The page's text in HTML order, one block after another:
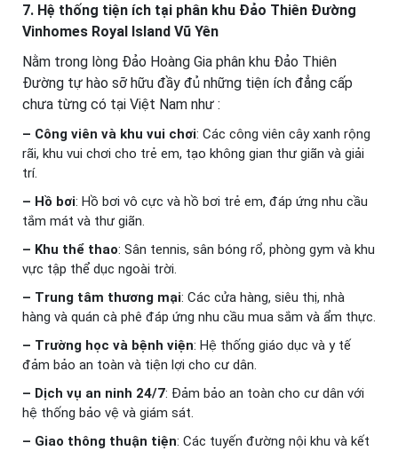
7. Hệ thống tiện ích tại phân khu Đảo Thiên Đường
Vinhomes Royal Island Vũ Yên
Nằm trong lòng Đảo Hoàng Gia phân khu Đảo Thiên
Đường tự hào sỡ hữu đầy đủ những tiện ích đẳng cấp
chưa từng có tại Việt Nam như :
– Công viên và khu vui chơi: Các công viên cây xanh rộng
rãi, khu vui chơi cho trẻ em, tạo không gian thư giãn và giải
trí.
– Hồ bơi: Hồ bơi vô cực và hồ bơi trẻ em, đáp ứng nhu cầu
tắm mát và thư giãn.
– Khu thể thao: Sân tennis, sân bóng rổ, phòng gym và khu
vực tập thể dục ngoài trời.
– Trung tâm thương mại: Các cửa hàng, siêu thị, nhà
hàng và quán cà phê đáp ứng nhu cầu mua sắm và ẩm thực.
– Trường học và bệnh viện: Hệ thống giáo dục và y tế
đảm bảo an toàn và tiện lợi cho cư dân.
– Dịch vụ an ninh 24/7: Đảm bảo an toàn cho cư dân với
hệ thống bảo vệ và giám sát.
– Giao thông thuận tiện: Các tuyến đường nội khu và kết